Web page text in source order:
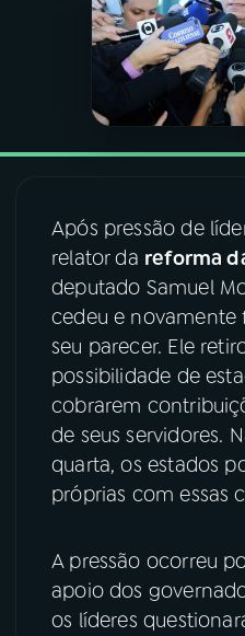
PODCASTS
VIDEOCASTS
08FESTIVAL DE MÚSICA
YouTube
Instagram
TikTok
Após pressão de
relator da reforma
deputado Samuel
cedeu e novamente
seu parecer. Ele
possibilidade de
cobrarem
de seus servidores.
quarta, os estados
próprias com essas
A pressão ocorreu
apoio dos
os líderes